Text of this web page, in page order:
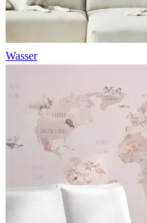
Wasser